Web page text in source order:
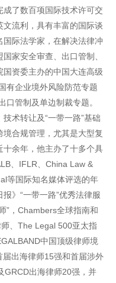
了数百项国际技术许可交
流利，具有丰富的国际谈
际法学家，在解决法律冲
家安全审查、出口管制、
资委主办的中国大连高级
有企业境外风险防范专题
口管制及单边制裁专题。
术转让及“一带一路”基础
合规管理，尤其是大型复
余年，他主办了十多个具
、IFLR、China Law &
等国际知名媒体评选的年
》“一带一路”优秀法律服
”，Chambers全球指南和
、The Legal 500亚太指
中国顶级律师境
出海律师15强和首届涉外
GRCD出海律师20强，并